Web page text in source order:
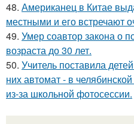
48. Американец в Китае
местными и его встречают
49. Умер соавтор закона о
возраста до 30 лет.
50. Учитель поставила
них автомат - в
из-за школьной фотосессии.